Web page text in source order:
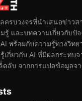
รบวงจรที่นำเสนอข่าวส
รู้ และบทความเกี่ยวกับปั
พร้อมกับความรู้ทางวิท
เกี่ยวกับ AI ที่มีผลกระทบ
ดลับ จากการแปลข้อมูลจ